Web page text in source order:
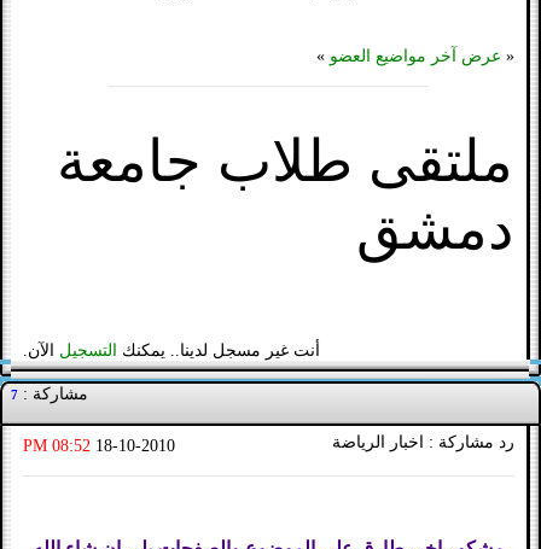
« عرض آخر مواضيع العضو »
ملتقى طلاب جامعة
دمشق
أنت غير مسجل لدينا.. يمكنك التسجيل الآن.
مشاركة : 7
رد مشاركة : اخبار الرياضة 18-10-2010
08:52 PM